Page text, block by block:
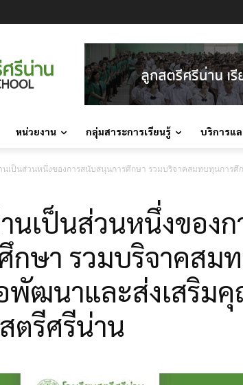
หน่วยงาน กลุ่มสาระการเรียนรู้ บริการแ
เป็นส่วนหนึ่งของการสนับสนุนการศึกษา รวมบริจาคสมทบทุนการศึ
เป็นส่วนหนึ่งของก
กษา รวมบริจาคสม
พัฒนาและส่งเสริม
สตรีศรีน่าน